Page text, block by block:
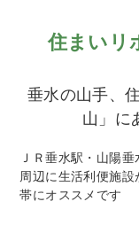
住まいリ
垂水の山手、
山」に
ＪＲ垂水駅・山陽
周辺に生活利便施
帯にオススメです